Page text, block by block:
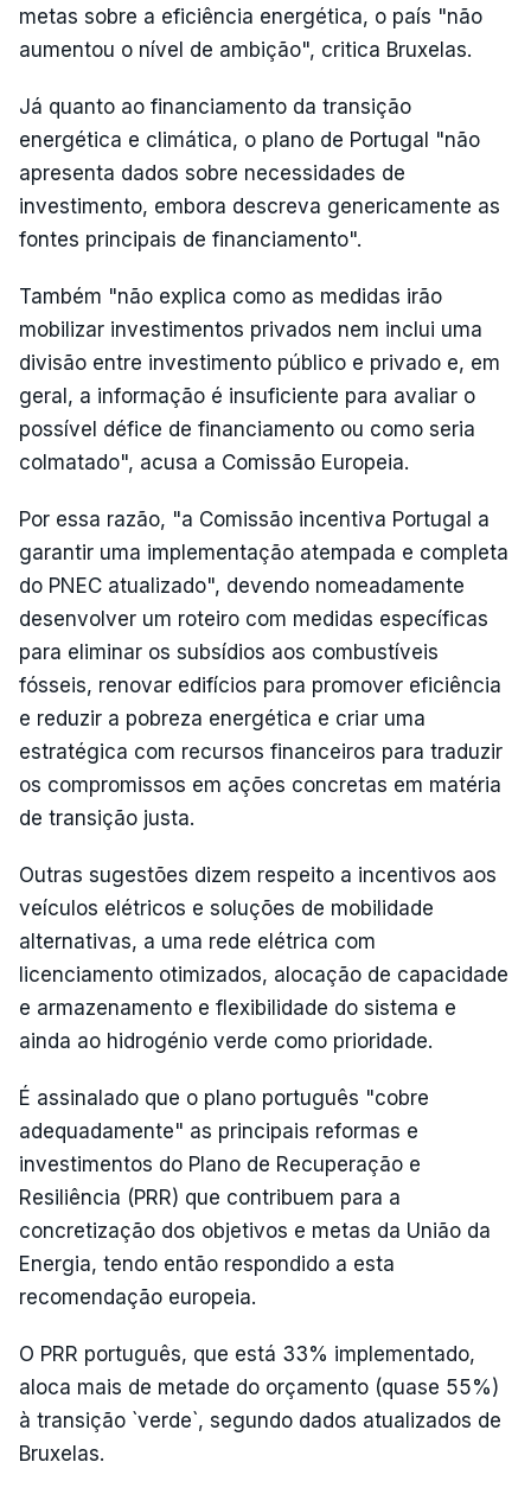
metas sobre a eficiência energética, o país "não
aumentou o nível de ambição", critica Bruxelas.
Já quanto ao financiamento da transição
energética e climática, o plano de Portugal "não
apresenta dados sobre necessidades de
investimento, embora descreva genericamente as
fontes principais de financiamento".
Também "não explica como as medidas irão
mobilizar investimentos privados nem inclui uma
divisão entre investimento público e privado e, em
geral, a informação é insuficiente para avaliar o
possível défice de financiamento ou como seria
colmatado", acusa a Comissão Europeia.
Por essa razão, "a Comissão incentiva Portugal a
garantir uma implementação atempada e completa
do PNEC atualizado", devendo nomeadamente
desenvolver um roteiro com medidas específicas
para eliminar os subsídios aos combustíveis
fósseis, renovar edifícios para promover eficiência
e reduzir a pobreza energética e criar uma
estratégica com recursos financeiros para traduzir
os compromissos em ações concretas em matéria
de transição justa.
Outras sugestões dizem respeito a incentivos aos
veículos elétricos e soluções de mobilidade
alternativas, a uma rede elétrica com
licenciamento otimizados, alocação de capacidade
e armazenamento e flexibilidade do sistema e
ainda ao hidrogénio verde como prioridade.
É assinalado que o plano português "cobre
adequadamente" as principais reformas e
investimentos do Plano de Recuperação e
Resiliência (PRR) que contribuem para a
concretização dos objetivos e metas da União da
Energia, tendo então respondido a esta
recomendação europeia.
O PRR português, que está 33% implementado,
aloca mais de metade do orçamento (quase 55%)
à transição `verde`, segundo dados atualizados de
Bruxelas.